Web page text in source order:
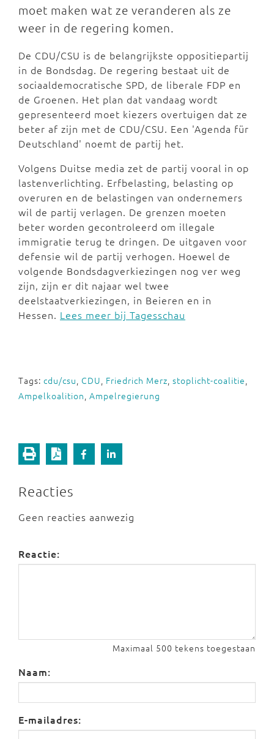
moet maken wat ze veranderen als ze
weer in de regering komen.
De CDU/CSU is de belangrijkste oppositiepartij
in de Bondsdag. De regering bestaat uit de
sociaaldemocratische SPD, de liberale FDP en
de Groenen. Het plan dat vandaag wordt
gepresenteerd moet kiezers overtuigen dat ze
beter af zijn met de CDU/CSU. Een 'Agenda für
Deutschland' noemt de partij het.
Volgens Duitse media zet de partij vooral in op
lastenverlichting. Erfbelasting, belasting op
overuren en de belastingen van ondernemers
wil de partij verlagen. De grenzen moeten
beter worden gecontroleerd om illegale
immigratie terug te dringen. De uitgaven voor
defensie wil de partij verhogen. Hoewel de
volgende Bondsdagverkiezingen nog ver weg
zijn, zijn er dit najaar wel twee
deelstaatverkiezingen, in Beieren en in
Hessen. Lees meer bij Tagesschau
Tags: cdu/csu, CDU, Friedrich Merz, stoplicht-coalitie,
Ampelkoalition, Ampelregierung
Reacties
Geen reacties aanwezig
Reactie:
Maximaal 500 tekens toegestaan
Naam:
E-mailadres: